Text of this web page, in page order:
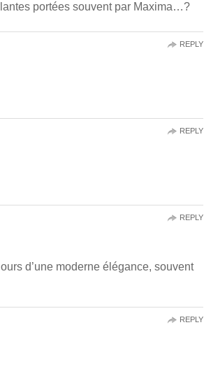
portées souvent par Maxima…?
REPLY
REPLY
d’une moderne élégance, souvent
REPLY
REPLY